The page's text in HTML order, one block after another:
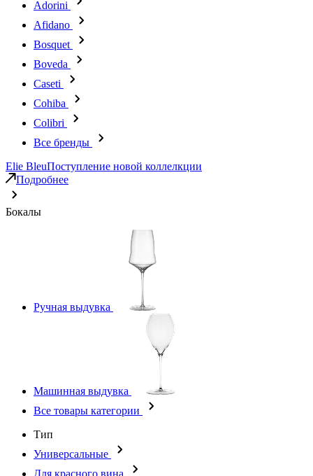
Adorini
Afidano
Bosquet
Boveda
Caseti
Cohiba
Colibri
Все бренды
Elie BleuПоступление новой коллелкции
Подробнее
Бокалы
Ручная выдувка
Машинная выдувка
Все товары категории
Тип
Универсальные
Для красного вина